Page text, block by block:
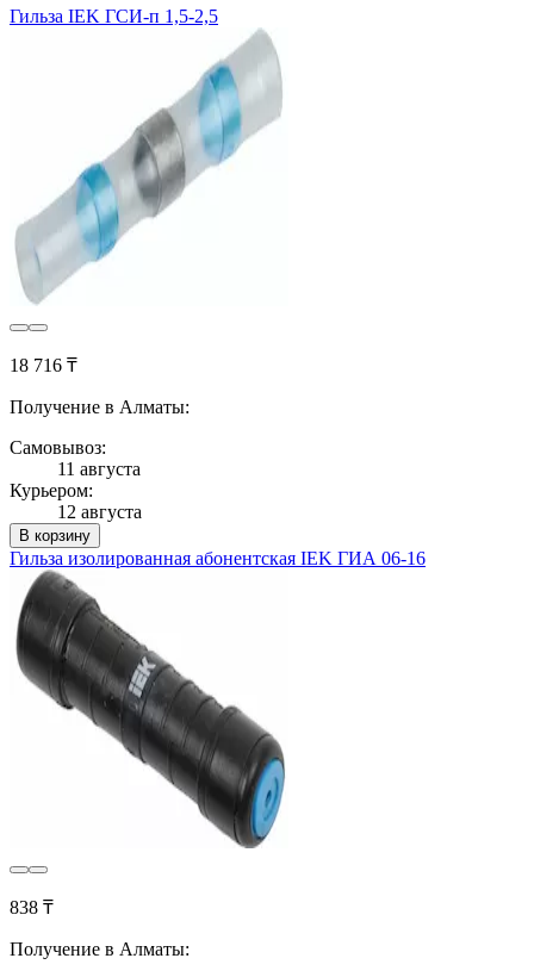
Гильза IEK ГСИ-п 1,5-2,5
18 716 ₸
Получение в Алматы:
Самовывоз:
11 августа
Курьером:
12 августа
В корзину
Гильза изолированная абонентская IEK ГИА 06-16
838 ₸
Получение в Алматы: